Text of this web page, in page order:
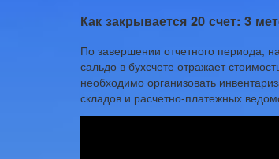
Как закрывается 20 счет: 3
По завершении отчетного периода,
сальдо в бухсчете отражает
необходимо организовать
складов и расчетно-платежных